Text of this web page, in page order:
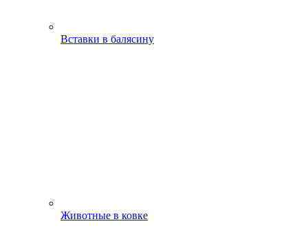
Вставки в балясину
Животные в ковке